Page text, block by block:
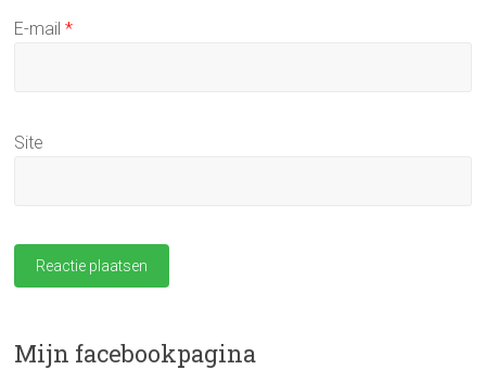
E-mail*
Site
Mijn facebookpagina